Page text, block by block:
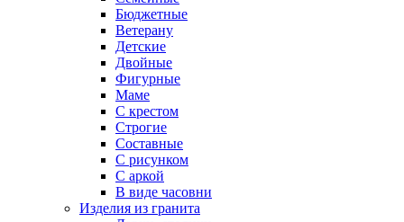
Бюджетные
Ветерану
Детские
Двойные
Фигурные
Маме
С крестом
Строгие
Составные
С рисунком
С аркой
В виде часовни
Изделия из гранита